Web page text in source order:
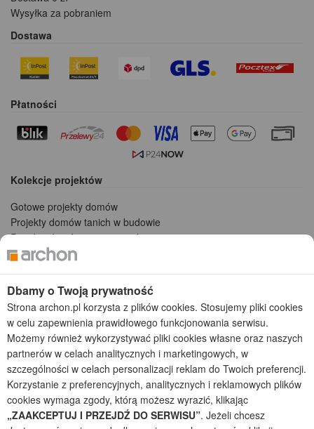
Wysyłka za pobraniem
Dostawa
Płatności
Kolekcje projektów
Gotowe projekty domów
Projekty domów tanich w budowie
Projekty domów szeregowych
Projekty małych domów (do 150 m2)
Projekty domów bliźniaczych
Projekty domów nowoczesnych
Projekty domów parterowych
2026 © ARCHON+ Biuro Projektów - Tradycyjne i nowoczesne gotowe
projekty domów - autorska pracownia architektoniczna założona w 1990r.
przez arch. Barbarę Mendel
Z uwagi na ciągłe doskonalenie procesu powstawania projektów (zgodnie z
normą ISO 9001), prezentowane na stronie projekty domów mogą
nieznacznie różnić się od dokumentacji technicznej.
Dbamy o Twoją prywatność
Strona archon.pl korzysta z plików cookies. Stosujemy pliki cookies
w celu zapewnienia prawidłowego funkcjonowania serwisu.
Możemy również wykorzystywać pliki cookies własne oraz naszych
partnerów w celach analitycznych i marketingowych, w
szczególności w celach personalizacji reklam do Twoich preferencji.
Korzystanie z preferencyjnych, analitycznych i reklamowych plików
cookies wymaga zgody, którą możesz wyrazić, klikając
„ZAAKCEPTUJ I PRZEJDŹ DO SERWISU”. Jeżeli chcesz